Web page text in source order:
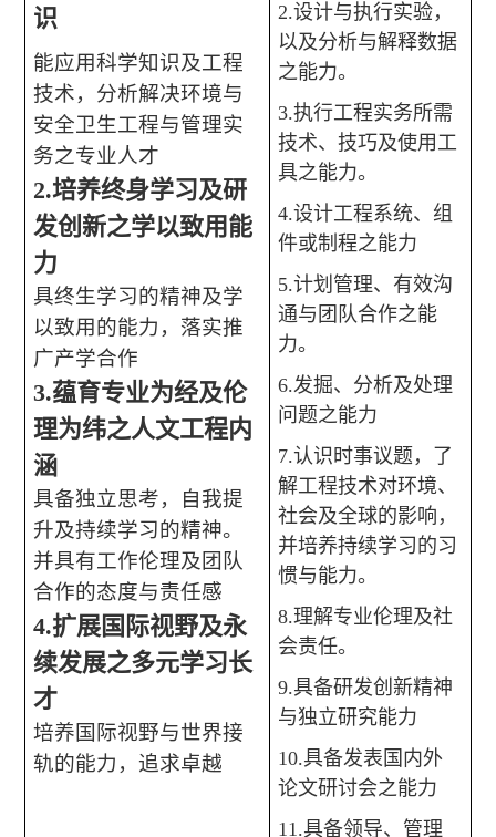
识
能应用科学知识及工程
技术，分析解决环境与
安全卫生工程与管理实
务之专业人才
2.培养终身学习及研
发创新之学以致用能
力
具终生学习的精神及学
以致用的能力，落实推
广产学合作
3.蕴育专业为经及伦
理为纬之人文工程内
涵
具备独立思考，自我提
升及持续学习的精神。
并具有工作伦理及团队
合作的态度与责任感
4.扩展国际视野及永
续发展之多元学习长
才
培养国际视野与世界接
轨的能力，追求卓越
2.设计与执行实验，
以及分析与解释数据
之能力。
3.执行工程实务所需
技术、技巧及使用工
具之能力。
4.设计工程系统、组
件或制程之能力
5.计划管理、有效沟
通与团队合作之能
力。
6.发掘、分析及处理
问题之能力
7.认识时事议题，了
解工程技术对环境、
社会及全球的影响，
并培养持续学习的习
惯与能力。
8.理解专业伦理及社
会责任。
9.具备研发创新精神
与独立研究能力
10.具备发表国内外
论文研讨会之能力
11.具备领导、管理